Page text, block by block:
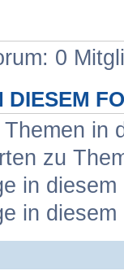
0
DIESEM
in
zu
in
in